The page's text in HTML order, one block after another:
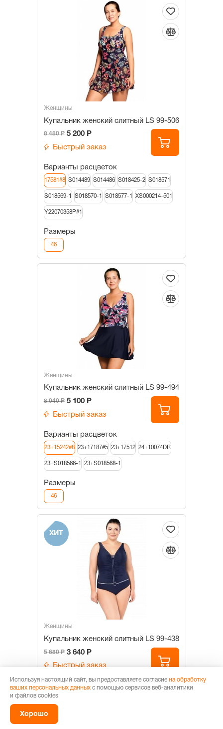
Женщины
Купальник женский слитный LS 99-506
8 480 Р 5 200 Р
Быстрый заказ
Варианты расцветок
17581#8 S014489 S014486 S018425-2 S018571
S018569-1 S018570-1 S018577-1 XS000214-501
Y22070358P#1
Размеры
46
Женщины
Купальник женский слитный LS 99-494
8 040 Р 5 100 Р
Быстрый заказ
Варианты расцветок
23+15242#8 23+17187#5 23+17512 24+10074DR
23+S018566-1 23+S018568-1
Размеры
46
ХИТ
Женщины
Купальник женский слитный LS 99-438
5 680 Р 3 640 Р
Быстрый заказ
Варианты расцветок
23
Размеры
Используя настоящий сайт, вы предоставляете согласие на обработку
ваших персональных данных с помощью сервисов веб-аналитики
и файлов cookies
Хорошо